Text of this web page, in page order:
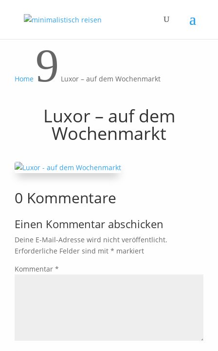
Home 9 Luxor – auf dem Wochenmarkt
Luxor – auf dem
Wochenmarkt
0 Kommentare
Einen Kommentar abschicken
Deine E-Mail-Adresse wird nicht veröffentlicht.
Erforderliche Felder sind mit * markiert
Kommentar *